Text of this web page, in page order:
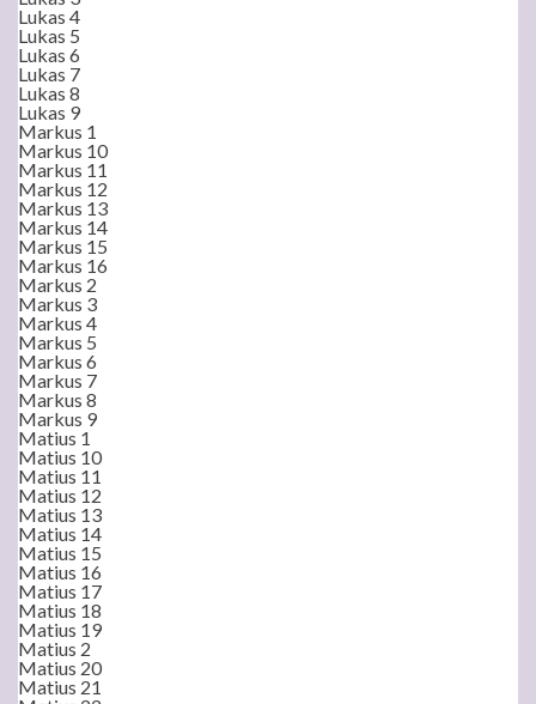
Lukas 4
Lukas 5
Lukas 6
Lukas 7
Lukas 8
Lukas 9
Markus 1
Markus 10
Markus 11
Markus 12
Markus 13
Markus 14
Markus 15
Markus 16
Markus 2
Markus 3
Markus 4
Markus 5
Markus 6
Markus 7
Markus 8
Markus 9
Matius 1
Matius 10
Matius 11
Matius 12
Matius 13
Matius 14
Matius 15
Matius 16
Matius 17
Matius 18
Matius 19
Matius 2
Matius 20
Matius 21